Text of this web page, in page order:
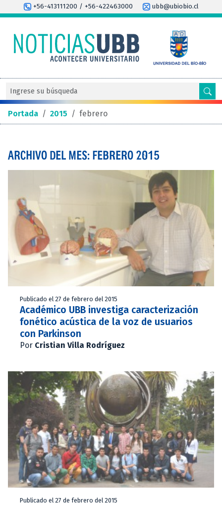
+56-413111200 / +56-422463000 ubb@ubiobio.cl
Portada / 2015 / febrero
ARCHIVO DEL MES: FEBRERO 2015
Publicado el 27 de febrero del 2015
Académico UBB investiga caracterización
fonético acústica de la voz de usuarios
con Parkinson
Por Cristian Villa Rodríguez
Publicado el 27 de febrero del 2015